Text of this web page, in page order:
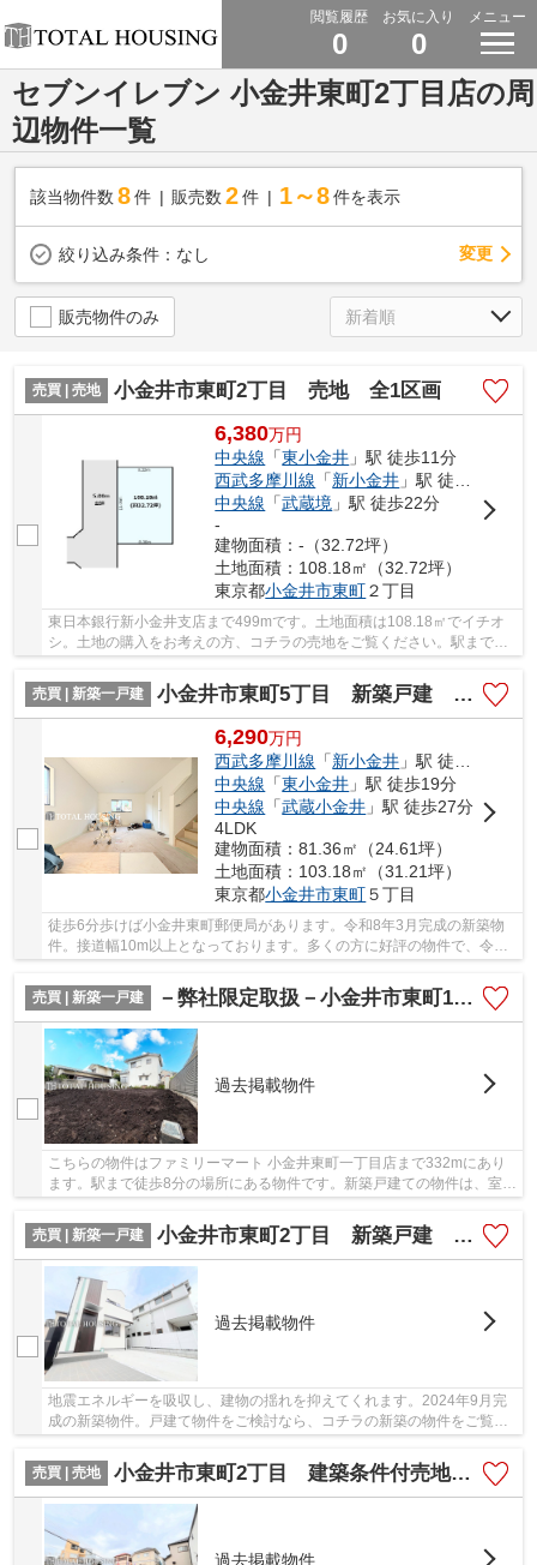
閲覧履歴
0
お気に入り
0
メニュー
セブンイレブン 小金井東町2丁目店の周
辺物件一覧
該当物件数 8件 販売数 2 件 1～8 件を表示
絞り込み条件： なし 変更
販売物件のみ
売買 | 売地 小金井市東町2丁目 売地 全1区画
6,380万円
中央線 「東小金井 」駅 徒歩11分
西武多摩川線 「新小金井 」駅 徒歩8分
中央線 「武蔵境 」駅 徒歩22分
-
建物面積：-（32.72坪）
土地面積：108.18㎡（32.72坪）
東京都小金井市東町２丁目
東日本銀行新小金井支店まで499mです。土地面積は108.18㎡でイチオ
シ。土地の購入をお考えの方、コチラの売地をご覧ください。駅まで徒
売買 | 新築一戸建
小金井市東町5丁目 新築戸建 全1棟
6,290万円
西武多摩川線 「新小金井 」駅 徒歩12分
中央線 「東小金井 」駅 徒歩19分
中央線 「武蔵小金井 」駅 徒歩27分
4LDK
建物面積：81.36㎡（24.61坪）
土地面積：103.18㎡（31.21坪）
東京都小金井市東町５丁目
徒歩6分歩けば小金井東町郵便局があります。令和8年3月完成の新築物
件。接道幅10m以上となっております。多くの方に好評の物件で、令和8
売買 | 新築一戸建
－弊社限定取扱－小金井市東町1丁目 新築戸建 1号棟 【全2棟】
過去掲載物件
こちらの物件はファミリーマート 小金井東町一丁目店まで332mにあり
ます。駅まで徒歩8分の場所にある物件です。新築戸建ての物件は、室内
売買 | 新築一戸建
小金井市東町2丁目 新築戸建 全1棟
過去掲載物件
地震エネルギーを吸収し、建物の揺れを抑えてくれます。2024年9月完
成の新築物件。戸建て物件をご検討なら、コチラの新築の物件をご覧く
売買 | 売地
小金井市東町2丁目 建築条件付売地 全2区画
過去掲載物件